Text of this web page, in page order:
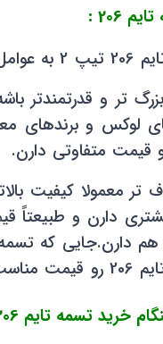
206 :
رو داشته باشی.
لوکس و برندهای
قیمت متفاوتی دارن.
تر معمولا کیفیت
دارن و طبیعتاً
هم دارن.جایی که
تایم تاثیر داره.
تایم 206 باید بهشون توجه کنید :